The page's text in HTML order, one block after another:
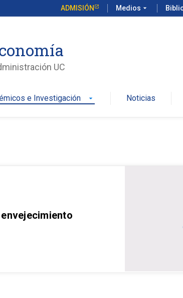
ADMISIÓN Medios arrow_drop_down
UC
e Investigación arrow_drop_down Noticias